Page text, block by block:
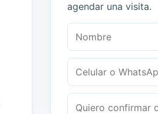
agendar una visita.
Nombre
Celular o WhatsApp
Mensaje